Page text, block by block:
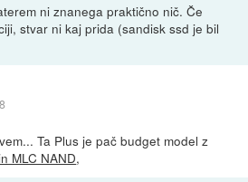
ni znanega praktično nič. Če
stvar ni kaj prida (sandisk ssd je bil
Ta Plus je pač budget model z
MLC NAND,